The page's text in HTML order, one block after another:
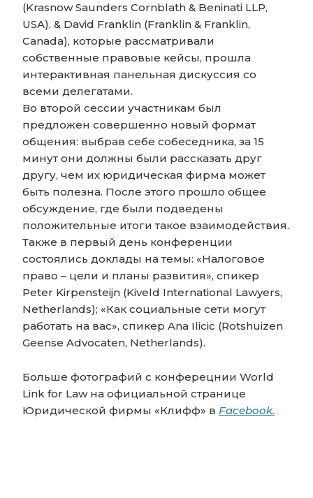
(Krasnow Saunders Cornblath & Beninati LLP,
USA), & David Franklin (Franklin & Franklin,
Canada), которые рассматривали
собственные правовые кейсы, прошла
интерактивная панельная дискуссия со
всеми делегатами.
Во второй сессии участникам был
предложен совершенно новый формат
общения: выбрав себе собеседника, за 15
минут они должны были рассказать друг
другу, чем их юридическая фирма может
быть полезна. После этого прошло общее
обсуждение, где были подведены
положительные итоги такое взаимодействия.
Также в первый день конференции
состоялись доклады на темы: «Налоговое
право – цели и планы развития», спикер
Peter Kirpensteijn (Kiveld International Lawyers,
Netherlands); «Как социальные сети могут
работать на вас», спикер Ana Ilicic (Rotshuizen
Geense Advocaten, Netherlands).
Больше фотографий с конферецнии World
Link for Law на официальной странице
Юридической фирмы «Клифф» в Facebook.